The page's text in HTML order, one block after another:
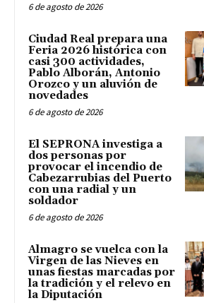
6 de agosto de 2026
Ciudad Real prepara una
Feria 2026 histórica con
casi 300 actividades,
Pablo Alborán, Antonio
Orozco y un aluvión de
novedades
6 de agosto de 2026
El SEPRONA investiga a
dos personas por
provocar el incendio de
Cabezarrubias del Puerto
con una radial y un
soldador
6 de agosto de 2026
Almagro se vuelca con la
Virgen de las Nieves en
unas fiestas marcadas por
la tradición y el relevo en
la Diputación